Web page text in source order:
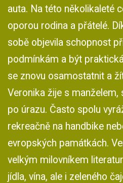
auta. Na této několikaleté
oporou rodina a přátelé.
sobě objevila schopnost
podmínkám a být
se znovu osamostatnit a
Veronika žije s
po úrazu. Často spolu
rekreačně na handbike
evropských památkách.
velkým milovníkem
jídla, vína, ale i zeleného